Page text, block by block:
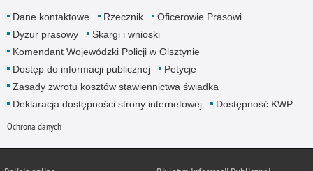
Dane kontaktowe Rzecznik
Oficerowie Prasowi
Dyżur prasowy
Skargi i wnioski
Komendant Wojewódzki Policji w Olsztynie
Dostęp do informacji publicznej
Petycje
Zasady zwrotu kosztów stawiennictwa świadka
Deklaracja dostępności strony internetowej
Dostępność KWP
Ochrona danych